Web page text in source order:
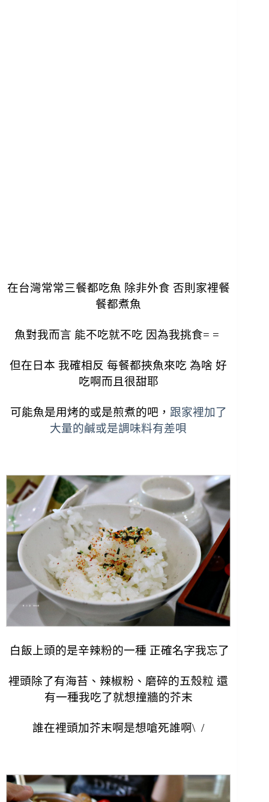
在台灣常常三餐都吃魚 除非外食 否則家裡餐
餐都煮魚
魚對我而言 能不吃就不吃 因為我挑食= =
但在日本 我確相反 每餐都挾魚來吃 為啥 好
吃啊而且很甜耶
可能魚是用烤的或是煎煮的吧， 跟家裡加了
大量的鹹或是調味料有差唄
白飯上頭的是辛辣粉的一種 正確名字我忘了
裡頭除了有海苔、辣椒粉、磨碎的五殼粒 還
有一種我吃了就想撞牆的芥末
誰在裡頭加芥末啊是想嗆死誰啊\ /